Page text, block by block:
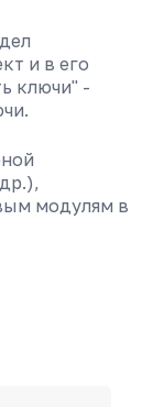
и в его
ключи" -
модулям в